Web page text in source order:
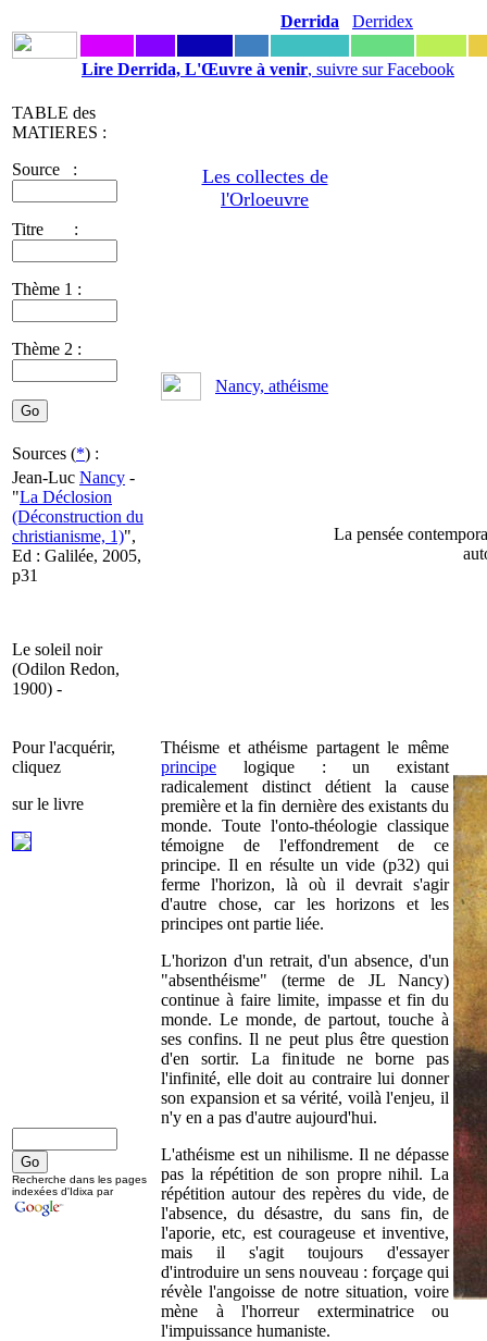
Derrida Derridex
Lire Derrida, L'Œuvre à venir, suivre sur Facebook
TABLE des
MATIERES :
Source :
Titre :
Thème 1 :
Thème 2 :
Les collectes de
l'Orloeuvre
Nancy, athéisme
Sources (*) :
Jean-Luc Nancy -
"La Déclosion
(Déconstruction du
christianisme, 1)",
Ed : Galilée, 2005,
p31
Le soleil noir
(Odilon Redon,
1900) -
La pensée
Pour l'acquérir,
cliquez
sur le livre
Théisme et athéisme partagent le même
principe logique : un existant
radicalement distinct détient la cause
première et la fin dernière des existants du
monde. Toute l'onto-théologie classique
témoigne de l'effondrement de ce
principe. Il en résulte un vide (p32) qui
ferme l'horizon, là où il devrait s'agir
d'autre chose, car les horizons et les
principes ont partie liée.
L'horizon d'un retrait, d'un absence, d'un
"absenthéisme" (terme de JL Nancy)
continue à faire limite, impasse et fin du
monde. Le monde, de partout, touche à
ses confins. Il ne peut plus être question
d'en sortir. La finitude ne borne pas
l'infinité, elle doit au contraire lui donner
son expansion et sa vérité, voilà l'enjeu, il
n'y en a pas d'autre aujourd'hui.
L'athéisme est un nihilisme. Il ne dépasse
pas la répétition de son propre nihil. La
répétition autour des repères du vide, de
l'absence, du désastre, du sans fin, de
l'aporie, etc, est courageuse et inventive,
mais il s'agit toujours d'essayer
d'introduire un sens nouveau : forçage qui
révèle l'angoisse de notre situation, voire
mène à l'horreur exterminatrice ou
l'impuissance humaniste.
Recherche dans les pages
indexées d'Idixa par